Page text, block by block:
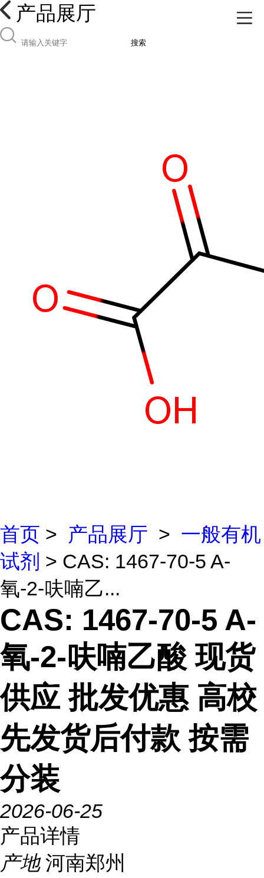
产品展厅
搜索
首页 > 产品展厅 > 一般有机
试剂 > CAS: 1467-70-5 A-
氧-2-呋喃乙...
CAS: 1467-70-5 A-
氧-2-呋喃乙酸 现货
供应 批发优惠 高校
先发货后付款 按需
分装
2026-06-25
产品详情
产地 河南郑州